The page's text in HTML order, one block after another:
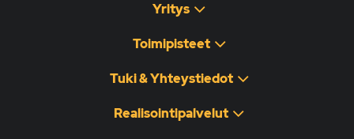
Yritys
Toimipisteet
Tuki & Yhteystiedot
Realisointipalvelut